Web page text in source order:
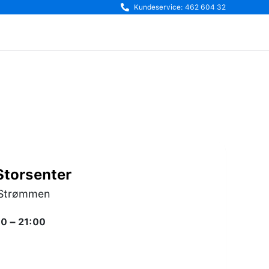
Kundeservice: 462 604 32
– 21:00